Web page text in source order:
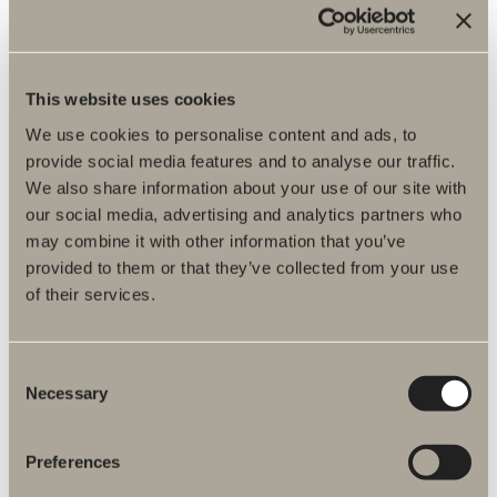
This website uses cookies
We use cookies to personalise content and ads, to
provide social media features and to analyse our traffic.
We also share information about your use of our site with
our social media, advertising and analytics partners who
may combine it with other information that you’ve
provided to them or that they’ve collected from your use
of their services.
Selection
Necessary
Preferences
Från 7 360 kr
Finns i flera varianter
GÅ TILL PRODUKT